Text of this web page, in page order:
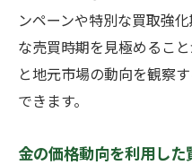
ンペーンや特別な買取強
な売買時期を見極めるこ
と地元市場の動向を観察
できます。
金の価格動向を利用し